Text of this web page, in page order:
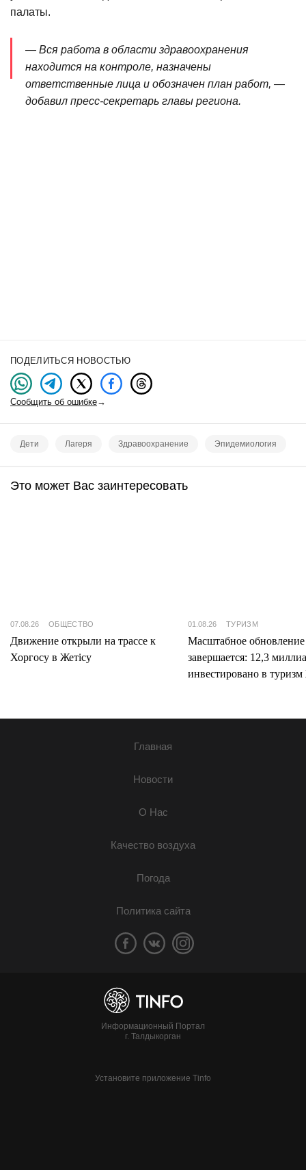
палаты.
— Вся работа в области здравоохранения
находится на контроле, назначены
ответственные лица и обозначен план работ, —
добавил пресс-секретарь главы региона.
ПОДЕЛИТЬСЯ НОВОСТЬЮ
Сообщить об ошибке→
Дети Лагеря Здравоохранение Эпидемиология
Это может Вас заинтересовать
07.08.26 ОБЩЕСТВО
Движение открыли на трассе к
Хоргосу в Жетісу
01.08.26 ТУРИЗМ
Масштабное
завершается: 12,3
инвестировано в туризм
Главная
Новости
О Нас
Качество воздуха
Погода
Политика сайта
Информационный Портал
г. Талдыкорган
Установите приложение Tinfo